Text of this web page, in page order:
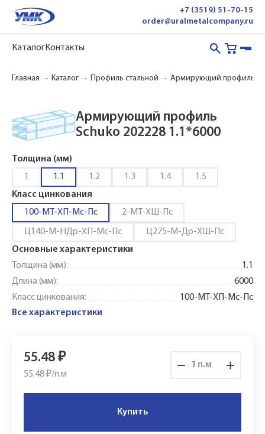
+7 (3519) 51-70-15
order@uralmetalcompany.ru
КаталогКонтакты
Главная Каталог Профиль стальной Армирующий профиль
Армирующий профиль
Schuko 202228 1.1*6000
Толщина (мм)
1
1.1 1.2 1.3 1.4
1.5
Класс цинкования
100-МТ-ХП-Мс-Пс
2-МТ-ХШ-Пс
Ц140-М-НДр-ХП-Мс-Пс
Ц275-М-Др-ХШ-Пс
Основные характеристики
Толщина (мм):
1.1
Длина (мм):
6000
Класс цинкования:
100-МТ-ХП-Мс-Пс
Все характеристики
55.48 ₽
55.48 ₽/п.м
п.м
Купить
Укажите Ваш контактный телефон и имя